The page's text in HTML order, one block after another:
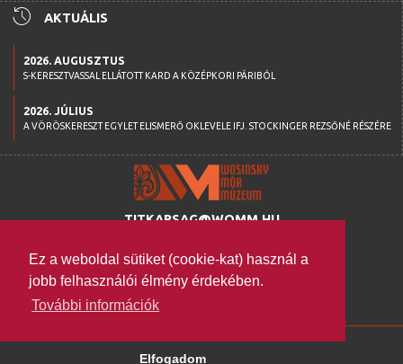
Ez a weboldal sütiket (cookie-kat) használ a
jobb felhasználói élmény érdekében.
További információk
Elfogadom
history AKTUÁLIS
2026. AUGUSZTUS
S-KERESZTVASSAL ELLÁTOTT KARD A KÖZÉPKORI PÁRIBÓL
2026. JÚLIUS
A VÖRÖSKERESZT EGYLET ELISMERŐ OKLEVELE IFJ. STOCKINGER REZSŐNÉ RÉSZÉRE
TITKARSAG@WOMM.HU
H-7100 SZEKSZÁRD,
SZENT ISTVÁN TÉR 26.
WWW.WOMM.HU
2026 © COPYRIGHT